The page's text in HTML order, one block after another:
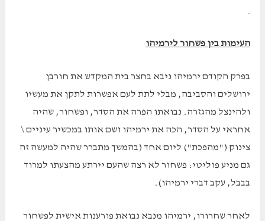
העימות בין פשחור לירמיהו
בפרק הקודם ירמיהו ניבא בחצר בית המקדש את חורבן
ירושלים והסביבה, מבלי לתת לעם אפשרות לתקן את מעשיו
ולהינצל מהגזרה. נבואתו הפרה את הסדר, ופשחור, שהיה
אחראי על הסדר, הכה את ירמיהו ושם אותו במכשיר עיניים \
צינוק ("מהפכת") ליום אחד (בהמשך מתברר שהיה למעשה זה
גם מניע פוליטי: פשחור לא רצה שהעם יירתע מהצעתו למרוד
בבבל, עקב דברי ירמיהו).
לאחר שחרורו, ירמיהו מנבא נבואת פורענות אישית לפשחור